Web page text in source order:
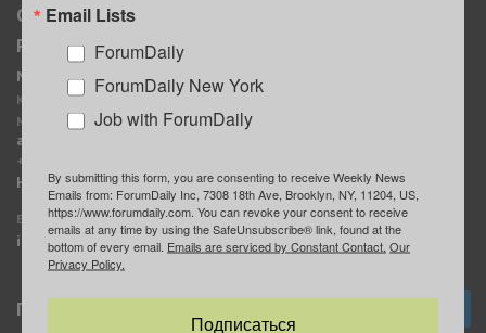
О нас
Реклама
MediaKit
Контактное лицо:
Марина Баранчук
ad@forumdaily.com
+1 347-604-1261
Наши рекламодатели
E-mail редакции:
info@forumdaily.com
Группа “ИЩУ СОВЕТА”
ForumDaily
Подписка
Email Lists
ForumDaily
ForumDaily New York
Job with ForumDaily
By submitting this form, you are consenting to receive Weekly News
Emails from: ForumDaily Inc, 7308 18th Ave, Brooklyn, NY, 11204, US,
https://www.forumdaily.com. You can revoke your consent to receive
emails at any time by using the SafeUnsubscribe® link, found at the
bottom of every email. Emails are serviced by Constant Contact. Our
Privacy Policy.
Подписаться